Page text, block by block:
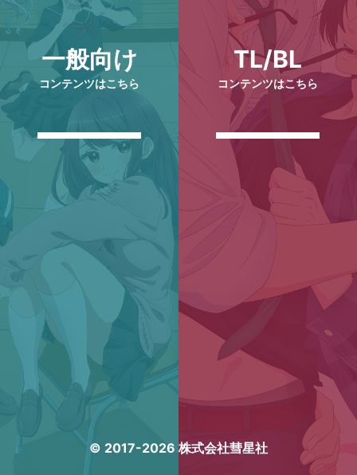
一般向け
コンテンツはこちら
TL/BL
コンテンツはこちら
© 2017-2026 株式会社彗星社